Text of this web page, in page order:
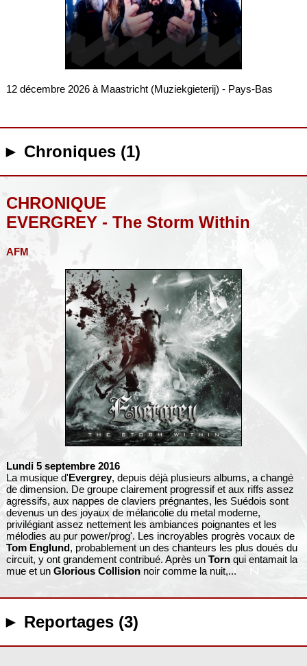
12 décembre 2026 à Maastricht (Muziekgieterij) - Pays-Bas
► Chroniques (1)
CHRONIQUE
EVERGREY - The Storm Within
AFM
Lundi 5 septembre 2016
La musique d'Evergrey, depuis déjà plusieurs albums, a changé
de dimension. De groupe clairement progressif et aux riffs assez
agressifs, aux nappes de claviers prégnantes, les Suédois sont
devenus un des joyaux de mélancolie du metal moderne,
privilégiant assez nettement les ambiances poignantes et les
mélodies au pur power/prog'. Les incroyables progrès vocaux de
Tom Englund, probablement un des chanteurs les plus doués du
circuit, y ont grandement contribué. Après un Tornqui entamait la
mue et un Glorious Collisionnoir comme la nuit,...
► Reportages (3)